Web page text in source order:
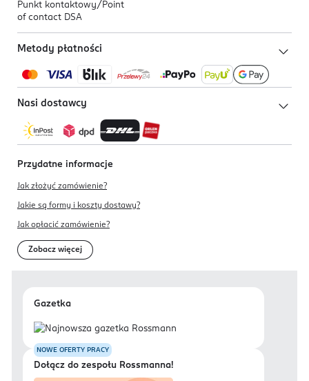
Punkt kontaktowy/ Point
of contact DSA
Metody płatności
Nasi dostawcy
Przydatne informacje
Jak złożyć zamówienie?
Jakie są formy i koszty dostawy?
Jak opłacić zamówienie?
Zobacz więcej
Gazetka
NOWE OFERTY PRACY
Dołącz do zespołu Rossmanna!